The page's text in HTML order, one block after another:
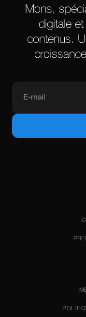
Mons,
digitale
contenus.